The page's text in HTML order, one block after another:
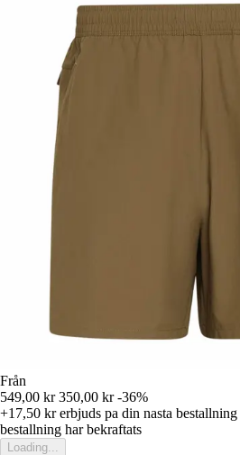
Från
549,00 kr 350,00 kr -36%
+17,50 krerbjuds pa din nasta bestallning
bestallning har bekraftats
Loading...